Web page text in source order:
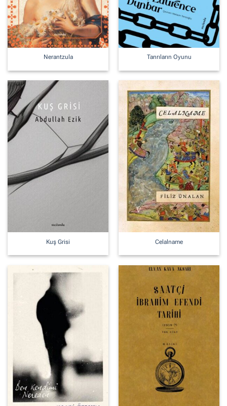
Nerantzula Tanrıların Oyunu
Kuş Grisi Celalname